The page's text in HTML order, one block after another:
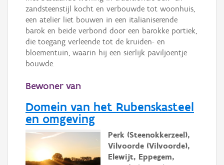
zandsteenstijl kocht en verbouwde tot woonhuis,
een atelier liet bouwen in een italianiserende
barok en beide verbond door een barokke portiek,
die toegang verleende tot de kruiden- en
bloementuin, waarin hij een sierlijk paviljoentje
bouwde.
Bewoner van
Domein van het Rubenskasteel
en omgeving
Perk (Steenokkerzeel),
Vilvoorde (Vilvoorde),
Elewijt, Eppegem,